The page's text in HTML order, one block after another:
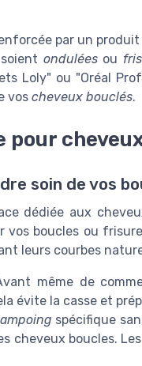
par un
onduléesou
Loly" ou "Oréal
vos cheveux bouclés.
pour
soin de vos
dédiée aux
vos boucles ou
leurs courbes
même de
évite la casse et
spécifique
cheveux boucles.